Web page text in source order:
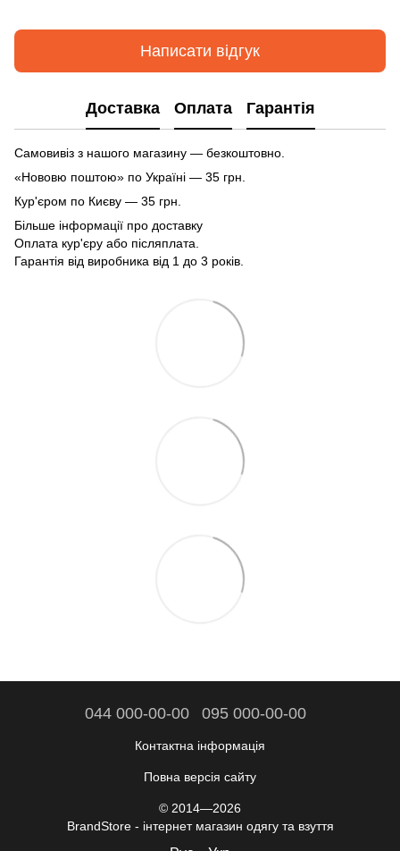
Написати відгук
Доставка Оплата Гарантія
Самовивіз з нашого магазину — безкоштовно.
«Нововю поштою» по Україні — 35 грн.
Кур'єром по Києву — 35 грн.
Більше інформації про доставку
Оплата кур'єру або післяплата.
Гарантія від виробника від 1 до 3 років.
044 000-00-00 095 000-00-00
Контактна інформація
Повна версія сайту
© 2014—2026
BrandStore - інтернет магазин одягу та взуття